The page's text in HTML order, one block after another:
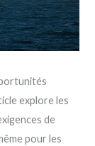
explore les
de
pour les